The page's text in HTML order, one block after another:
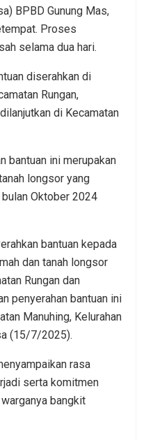
BPBD Gunung Mas,
Proses
selama dua hari.
diserahkan di
Rungan,
di Kecamatan
bantuan ini merupakan
longsor yang
Oktober 2024
bantuan kepada
dan tanah longsor
Rungan dan
penyerahan bantuan ini
Manuhing, Kelurahan
(15/7/2025).
rasa
serta komitmen
bangkit